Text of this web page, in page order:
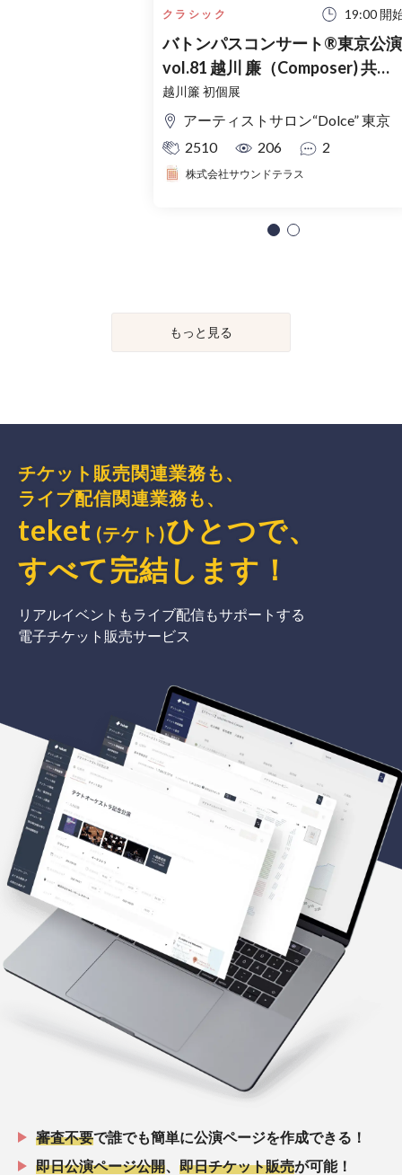
クラシック 19:00 開
バトンパスコンサート®東京公演
vol.81 越川 廉（Composer) 共演 :
山本 大地(Violin) 小林 颯樹
(Clarinet) 藤吉 歌音(Piano）
越川簾 初個展
アーティストサロン“Dolce” 東京
2510
206 2
株式会社サウンドテラス
もっと見る
チケット販売関連業務も、
ライブ配信関連業務も、
teket (テケト)ひとつで、
すべて完結 します ！
リアルイベントもライブ配信もサポートする
電子チケット販売サービス
審査不要で誰でも簡単に公演ページを作成できる！
即日公演ページ公開
即日チケット販売が可能！